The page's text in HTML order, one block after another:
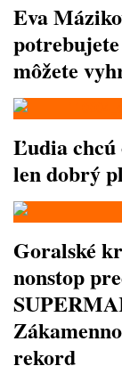
Eva
môžete
Ľudia chcú
len dobrý
Goralské
nonstop
rekord